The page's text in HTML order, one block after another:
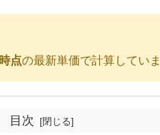
点の最新単価で計算していま
目次